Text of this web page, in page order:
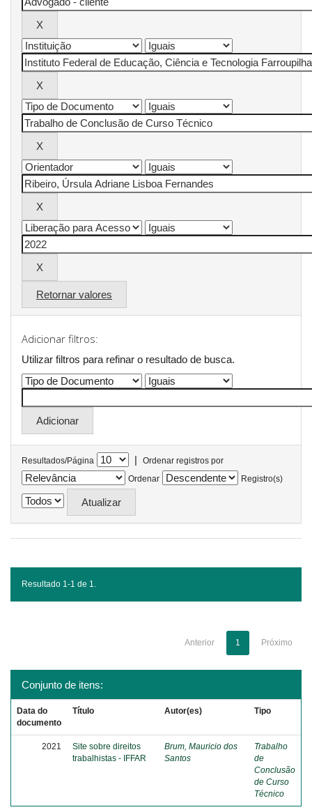
Retornar valores
Adicionar filtros:
Utilizar filtros para refinar o resultado de busca.
Resultados/Página |
Ordenar registros por
Ordenar
Registro(s)
Resultado 1-1 de 1.
Anterior 1 Próximo
Conjunto de itens:
Data do
documento
Título Autor(es) Tipo
2021
Site sobre direitos
trabalhistas - IFFAR
Brum, Mauricio dos
Santos
Trabalho
de
Conclusão
de Curso
Técnico